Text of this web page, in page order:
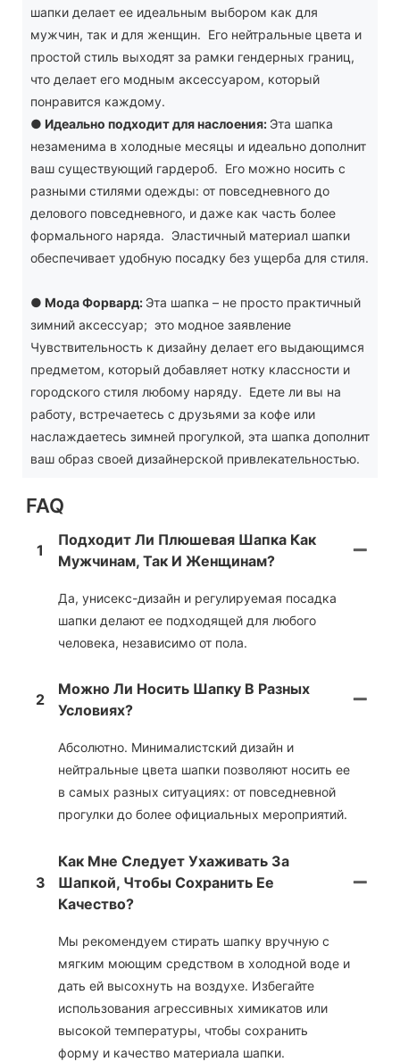
шапки делает ее идеальным выбором как для
мужчин, так и для женщин. Его нейтральные цвета и
простой стиль выходят за рамки гендерных границ,
что делает его модным аксессуаром, который
понравится каждому.
● Идеально подходит для наслоения: Эта шапка
незаменима в холодные месяцы и идеально дополнит
ваш существующий гардероб. Его можно носить с
разными стилями одежды: от повседневного до
делового повседневного, и даже как часть более
формального наряда. Эластичный материал шапки
обеспечивает удобную посадку без ущерба для стиля.
● Мода Форвард: Эта шапка – не просто практичный
зимний аксессуар; это модное заявление
Чувствительность к дизайну делает его выдающимся
предметом, который добавляет нотку классности и
городского стиля любому наряду. Едете ли вы на
работу, встречаетесь с друзьями за кофе или
наслаждаетесь зимней прогулкой, эта шапка дополнит
ваш образ своей дизайнерской привлекательностью.
FAQ
1
Подходит Ли Плюшевая Шапка Как
Мужчинам, Так И Женщинам?
Да, унисекс-дизайн и регулируемая посадка
шапки делают ее подходящей для любого
человека, независимо от пола.
2
Можно Ли Носить Шапку В Разных
Условиях?
Абсолютно. Минималистский дизайн и
нейтральные цвета шапки позволяют носить ее
в самых разных ситуациях: от повседневной
прогулки до более официальных мероприятий.
3
Как Мне Следует Ухаживать За
Шапкой, Чтобы Сохранить Ее
Качество?
Мы рекомендуем стирать шапку вручную с
мягким моющим средством в холодной воде и
дать ей высохнуть на воздухе. Избегайте
использования агрессивных химикатов или
высокой температуры, чтобы сохранить
форму и качество материала шапки.